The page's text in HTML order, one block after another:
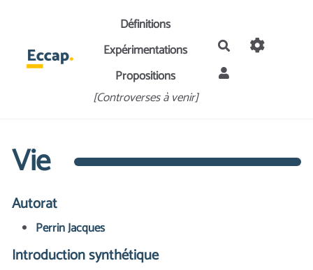
Aller au contenu principalDéfinitions
Expérimentations
Propositions
[Controverses à venir]
Rechercher
Vie
Autorat
Perrin Jacques
Introduction synthétique